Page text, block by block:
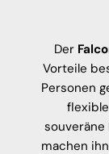
Der
Vorteile
Personen
souveräne
machen